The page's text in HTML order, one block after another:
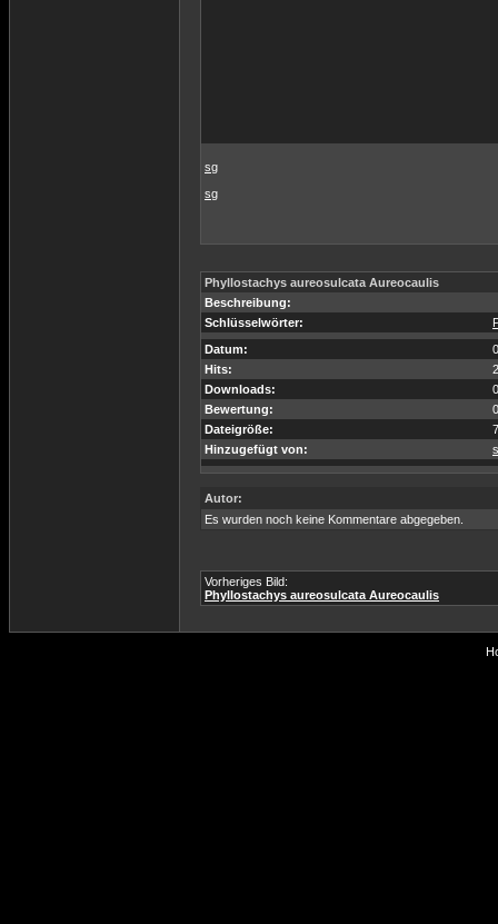
sg
sg
Phyllostachys aureosulcata Aureocaulis
Beschreibung:
Schlüsselwörter:
Datum:
Hits:
Downloads:
0
Bewertung:
Dateigröße:
Hinzugefügt von:
Autor:
Es wurden noch keine Kommentare abgegeben.
Vorheriges Bild:
Phyllostachys aureosulcata Aureocaulis